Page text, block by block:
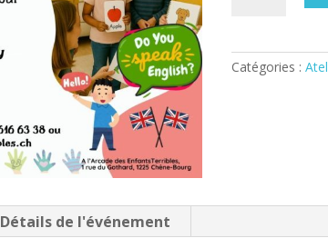
KIDS
(9
Catégories :
Détails de l'événement